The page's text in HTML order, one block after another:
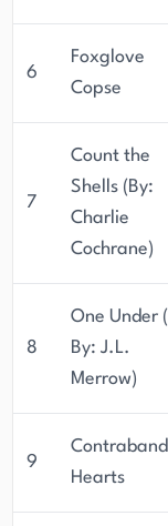
6
Foxglove
Copse
7
Count the
Shells (By:
Charlie
Cochrane)
8
One Under (
By: J.L.
Merrow)
9
Contraband
Hearts